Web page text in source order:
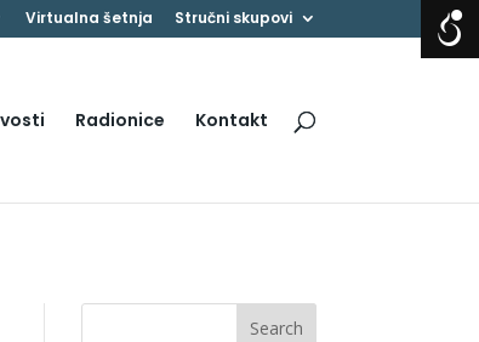
Virtualna šetnja Stručni skupovi
Radionice Kontakt